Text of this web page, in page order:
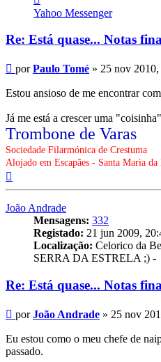
Paulo
Tomé
Yahoo Messenger
Re: Está quase... Notas
Mensagem
porPaulo Tomé » 25 nov 2010,
Estou ansioso de me encontrar
Já me está a crescer uma
Trombone de Varas
Sociedade Filarmónica de Crestuma
Alojado em Escapães - Santa Maria da
João Andrade
Mensagens: 332
Registado: 21 jun 2009,
Localização: Celorico da
SERRA DA ESTRELA ;) -
Re: Está quase... Notas
Mensagem
porJoão Andrade » 25 nov
Eu estou como o meu chefe de
passado.